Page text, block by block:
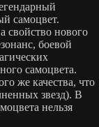
самоцвет.
свойство нового
боевой
самоцвета.
же качества, что
звезд). В
нельзя